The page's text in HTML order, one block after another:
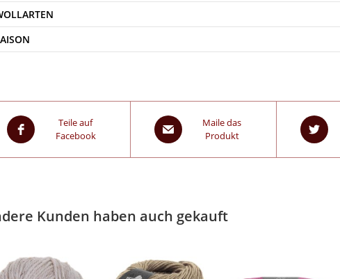
Teile auf
Facebook
Maile das
Produkt
Kunden haben auch gekauft